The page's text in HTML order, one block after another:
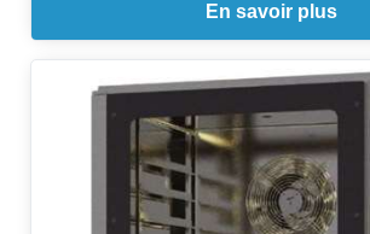
En savoir plus